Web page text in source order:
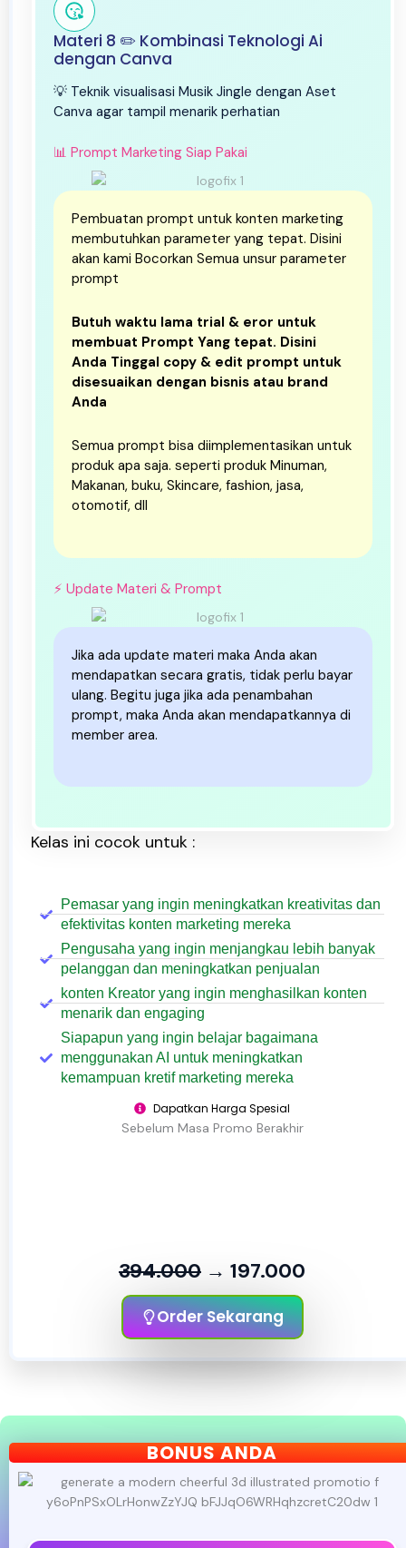
Materi 8 ✏️ Kombinasi Teknologi Ai
dengan Canva
💡 Teknik visualisasi Musik Jingle dengan Aset
Canva agar tampil menarik perhatian
📊 Prompt Marketing Siap Pakai
Pembuatan prompt untuk konten marketing
membutuhkan parameter yang tepat. Disini
akan kami Bocorkan Semua unsur parameter
prompt
Butuh waktu lama trial & eror untuk
membuat Prompt Yang tepat. Disini
Anda Tinggal copy & edit prompt untuk
disesuaikan dengan bisnis atau brand
Anda
Semua prompt bisa diimplementasikan untuk
produk apa saja. seperti produk Minuman,
Makanan, buku, Skincare, fashion, jasa,
otomotif, dll
⚡️ Update Materi & Prompt
Jika ada update materi maka Anda akan
mendapatkan secara gratis, tidak perlu bayar
ulang. Begitu juga jika ada penambahan
prompt, maka Anda akan mendapatkannya di
member area.
Kelas ini cocok untuk :
Pemasar yang ingin meningkatkan kreativitas dan
efektivitas konten marketing mereka
Pengusaha yang ingin menjangkau lebih banyak
pelanggan dan meningkatkan penjualan
konten Kreator yang ingin menghasilkan konten
menarik dan engaging
Siapapun yang ingin belajar bagaimana
menggunakan AI untuk meningkatkan
kemampuan kretif marketing mereka
Dapatkan Harga Spesial
Sebelum Masa Promo Berakhir
394.000 → 197.000
Order Sekarang
BONUS ANDA